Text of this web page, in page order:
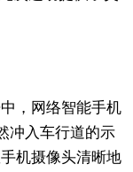
，网络智能手机
冲入车行道的示
机摄像头清晰地